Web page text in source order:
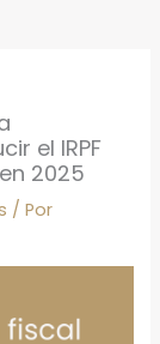
el IRPF
2025
/ Por